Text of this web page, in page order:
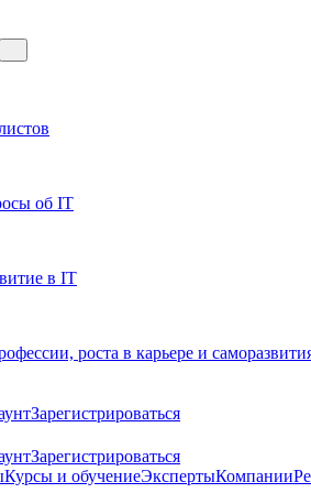
об IT
в IT
роста в карьере и
Зарегистрироваться
Зарегистрироваться
Курсы и обучениеЭкспертыКомпании